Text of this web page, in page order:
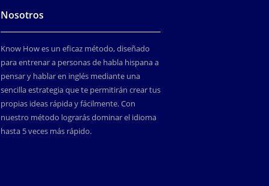
Nosotros
Know How es un eficaz método, diseñado
para entrenar a personas de habla hispana a
pensar y hablar en inglés mediante una
sencilla estrategia que te permitirán crear tus
propias ideas rápida y fácilmente. Con
nuestro método lograrás dominar el idioma
hasta 5 veces más rápido.